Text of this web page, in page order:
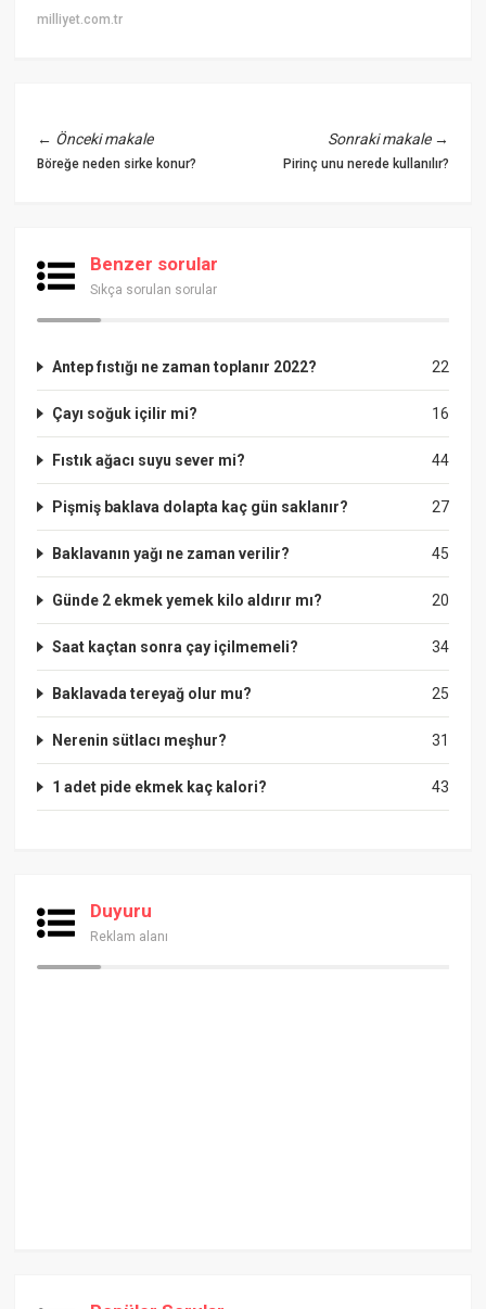
milliyet.com.tr
← Önceki makale
Böreğe neden sirke konur?
Sonraki makale→
Pirinç unu nerede kullanılır?
Benzer sorular
Sıkça sorulan sorular
22
Antep fıstığı ne zaman toplanır 2022?
16
Çayı soğuk içilir mi?
44
Fıstık ağacı suyu sever mi?
27
Pişmiş baklava dolapta kaç gün saklanır?
45
Baklavanın yağı ne zaman verilir?
20
Günde 2 ekmek yemek kilo aldırır mı?
34
Saat kaçtan sonra çay içilmemeli?
25
Baklavada tereyağ olur mu?
31
Nerenin sütlacı meşhur?
43
1 adet pide ekmek kaç kalori?
Duyuru
Reklam alanı